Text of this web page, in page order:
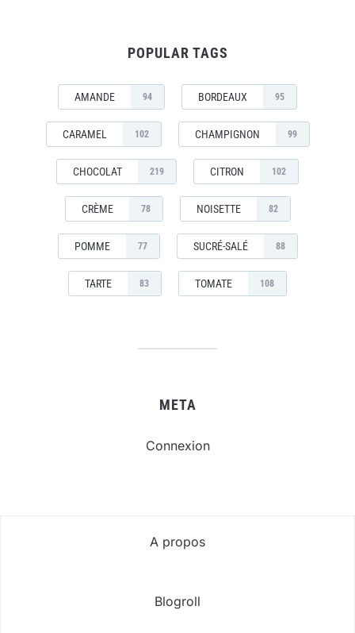
POPULAR TAGS
AMANDE 94 BORDEAUX 95
CARAMEL 102 CHAMPIGNON 99
CHOCOLAT 219 CITRON 102
CRÈME 78 NOISETTE 82
POMME 77 SUCRÉ-SALÉ 88
TARTE 83 TOMATE 108
META
Connexion
A propos
Blogroll